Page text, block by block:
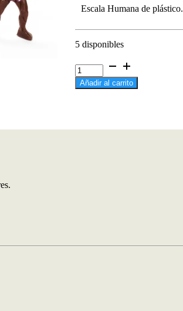
Escala Humana de plástico.
5 disponibles
CAVERNICOLAS
cantidad
Añadir al carrito